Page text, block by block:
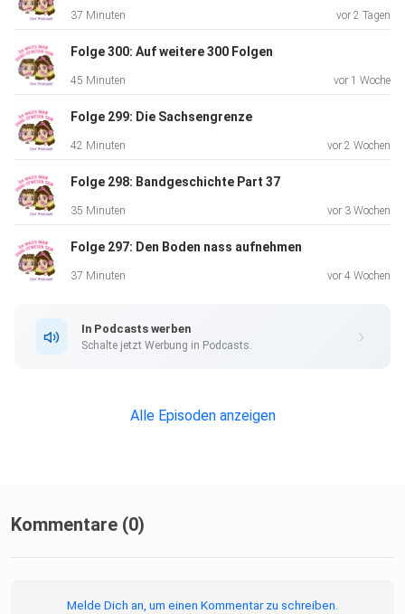
37 Minuten vor 2 Tagen
Folge 300: Auf weitere 300 Folgen
45 Minuten vor 1 Woche
Folge 299: Die Sachsengrenze
42 Minuten vor 2 Wochen
Folge 298: Bandgeschichte Part 37
35 Minuten vor 3 Wochen
Folge 297: Den Boden nass aufnehmen
37 Minuten vor 4 Wochen
In Podcasts werben
Schalte jetzt Werbung in Podcasts.
Alle Episoden anzeigen
Kommentare (0)
Melde Dich an, um einen Kommentar zu schreiben.